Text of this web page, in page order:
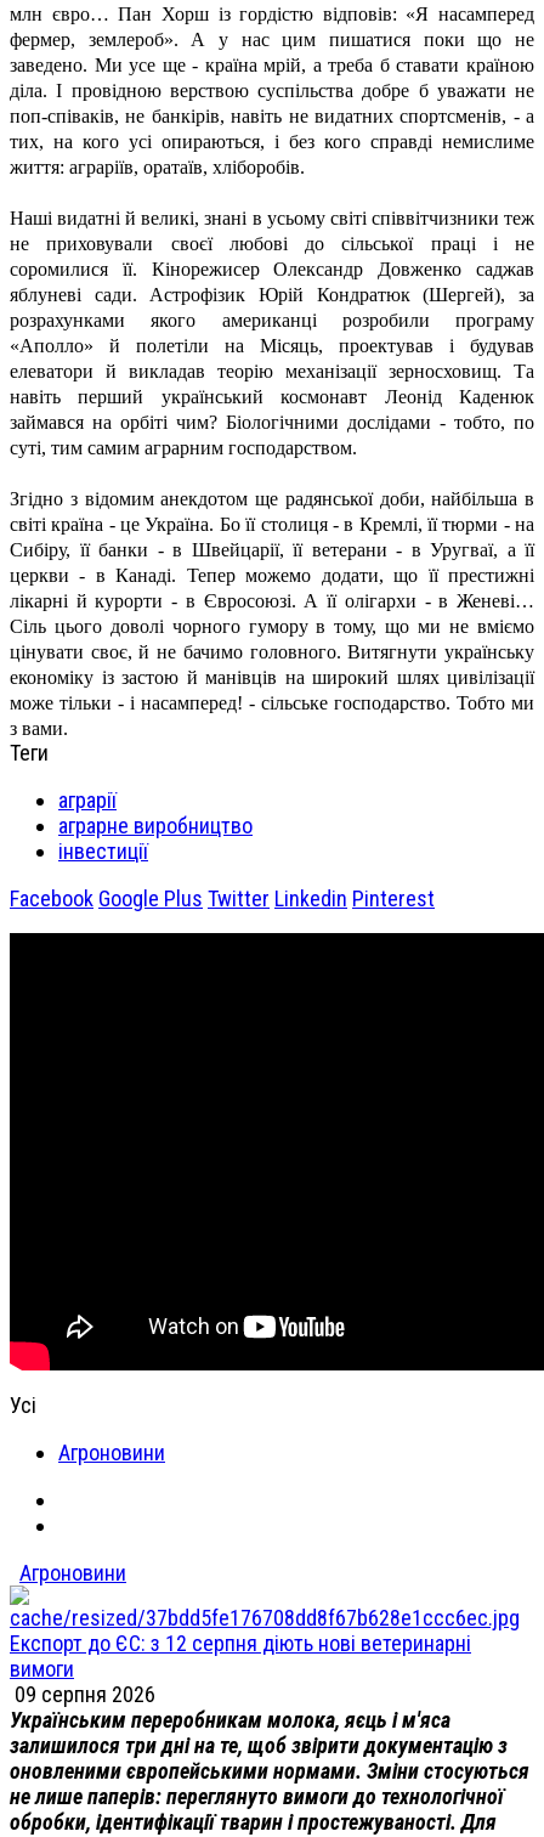
млн євро… Пан Хорш із гордістю відповів: «Я насамперед
фермер, землероб». А у нас цим пишатися поки що не
заведено. Ми усе ще - країна мрій, а треба б ставати країною
діла. І провідною верствою суспільства добре б уважати не
поп-співаків, не банкірів, навіть не видатних спортсменів, - а
тих, на кого усі опираються, і без кого справді немислиме
життя: аграріїв, оратаїв, хліборобів.
Наші видатні й великі, знані в усьому світі співвітчизники теж
не приховували своєї любові до сільської праці і не
соромилися її. Кінорежисер Олександр Довженко саджав
яблуневі сади. Астрофізик Юрій Кондратюк (Шергей), за
розрахунками якого американці розробили програму
«Аполло» й полетіли на Місяць, проектував і будував
елеватори й викладав теорію механізації зерносховищ. Та
навіть перший український космонавт Леонід Каденюк
займався на орбіті чим? Біологічними дослідами - тобто, по
суті, тим самим аграрним господарством.
Згідно з відомим анекдотом ще радянської доби, найбільша в
світі країна - це Україна. Бо її столиця - в Кремлі, її тюрми - на
Сибіру, її банки - в Швейцарії, її ветерани - в Уругваї, а її
церкви - в Канаді. Тепер можемо додати, що її престижні
лікарні й курорти - в Євросоюзі. А її олігархи - в Женеві…
Сіль цього доволі чорного гумору в тому, що ми не вміємо
цінувати своє, й не бачимо головного. Витягнути українську
економіку із застою й манівців на широкий шлях цивілізації
може тільки - і насамперед! - сільське господарство. Тобто ми
з вами.
Теги
аграрії
аграрне виробництво
інвестиції
Facebook Google Plus Twitter Linkedin Pinterest
Усі
Агроновини
Агроновини
Експорт до ЄС: з 12 серпня діють нові ветеринарні
вимоги
09 серпня 2026
Українським переробникам молока, яєць і м'яса
залишилося три дні на те, щоб звірити документацію з
оновленими європейськими нормами. Зміни стосуються
не лише паперів: переглянуто вимоги до технологічної
обробки, ідентифікації тварин і простежуваності. Для